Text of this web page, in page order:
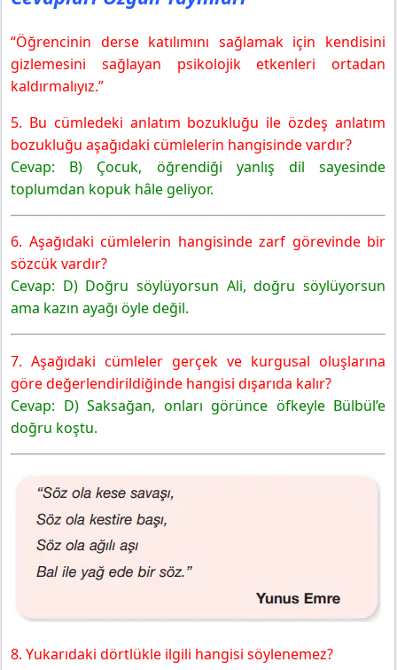
“Öğrencinin derse katılımını sağlamak için kendisini
gizlemesini sağlayan psikolojik etkenleri ortadan
kaldırmalıyız.”
5. Bu cümledeki anlatım bozukluğu ile özdeş anlatım
bozukluğu aşağıdaki cümlelerin hangisinde vardır?
Cevap: B) Çocuk, öğrendiği yanlış dil sayesinde
toplumdan kopuk hâle geliyor.
6. Aşağıdaki cümlelerin hangisinde zarf görevinde bir
sözcük vardır?
Cevap: D) Doğru söylüyorsun Ali, doğru söylüyorsun
ama kazın ayağı öyle değil.
7. Aşağıdaki cümleler gerçek ve kurgusal oluşlarına
göre değerlendirildiğinde hangisi dışarıda kalır?
Cevap: D) Saksağan, onları görünce öfkeyle Bülbül’e
doğru koştu.
8. Yukarıdaki dörtlükle ilgili hangisi söylenemez?